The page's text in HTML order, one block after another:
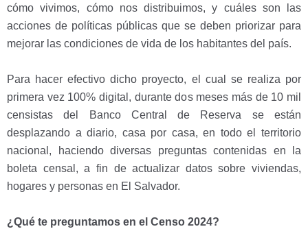
cómo vivimos, cómo nos distribuimos, y cuáles son las
acciones de políticas públicas que se deben priorizar para
mejorar las condiciones de vida de los habitantes del país.
Para hacer efectivo dicho proyecto, el cual se realiza por
primera vez 100% digital, durante dos meses más de 10 mil
censistas del Banco Central de Reserva se están
desplazando a diario, casa por casa, en todo el territorio
nacional, haciendo diversas preguntas contenidas en la
boleta censal, a fin de actualizar datos sobre viviendas,
hogares y personas en El Salvador.
¿Qué te preguntamos en el Censo 2024?